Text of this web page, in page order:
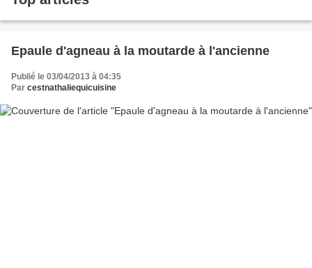
Epaule d'agneau à la moutarde à l'ancienne
Publié le 03/04/2013 à 04:35
Par cestnathaliequicuisine